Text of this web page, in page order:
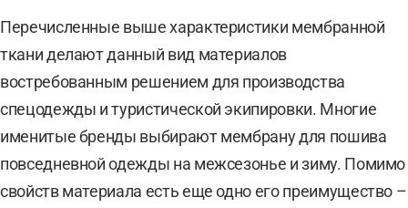
Перечисленные выше характеристики мембранной
ткани делают данный вид материалов
востребованным решением для производства
спецодежды и туристической экипировки. Многие
именитые бренды выбирают мембрану для пошива
повседневной одежды на межсезонье и зиму. Помимо
свойств материала есть еще одно его преимущество –